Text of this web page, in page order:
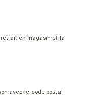
en magasin et la
avec le code postal